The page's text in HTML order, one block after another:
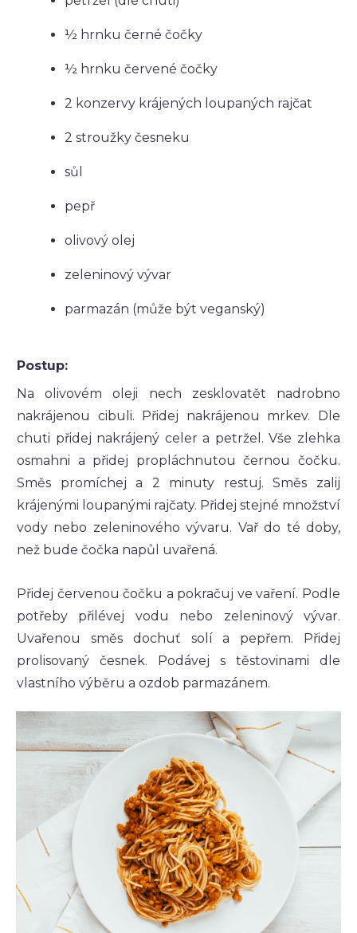
½ hrnku černé čočky
½ hrnku červené čočky
2 konzervy krájených loupaných rajčat
2 stroužky česneku
sůl
pepř
olivový olej
zeleninový vývar
parmazán (může být veganský)
Postup:
Na olivovém oleji nech zesklovatět nadrobno
nakrájenou cibuli. Přidej nakrájenou mrkev. Dle
chuti přidej nakrájený celer a petržel. Vše zlehka
osmahni a přidej propláchnutou černou čočku.
Směs promíchej a 2 minuty restuj. Směs zalij
krájenými loupanými rajčaty. Přidej stejné množství
vody nebo zeleninového vývaru. Vař do té doby,
než bude čočka napůl uvařená.
Přidej červenou čočku a pokračuj ve vaření. Podle
potřeby přilévej vodu nebo zeleninový vývar.
Uvařenou směs dochuť solí a pepřem. Přidej
prolisovaný česnek. Podávej s těstovinami dle
vlastního výběru a ozdob parmazánem.